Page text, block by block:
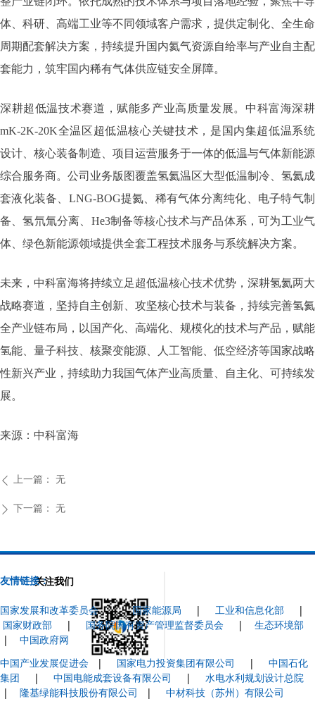
体、科研、高端工业等不同领域客户需求，提供定制化、全生命
周期配套解决方案，持续提升国内氦气资源自给率与产业自主配
套能力，筑牢国内稀有气体供应链安全屏障。
深耕超低温技术赛道，赋能多产业高质量发展。中科富海深耕
mK-2K-20K全温区超低温核心关键技术，是国内集超低温系统
设计、核心装备制造、项目运营服务于一体的低温与气体新能源
综合服务商。公司业务版图覆盖氢氦温区大型低温制冷、氢氦成
套液化装备、LNG-BOG提氦、稀有气体分离纯化、电子特气制
备、氢氘氚分离、He3制备等核心技术与产品体系，可为工业气
体、绿色新能源领域提供全套工程技术服务与系统解决方案。
未来，中科富海将持续立足超低温核心技术优势，深耕氢氦两大
战略赛道，坚持自主创新、攻坚核心技术与装备，持续完善氢氦
全产业链布局，以国产化、高端化、规模化的技术与产品，赋能
氢能、量子科技、核聚变能源、人工智能、低空经济等国家战略
性新兴产业，持续助力我国气体产业高质量、自主化、可持续发
展。
来源：中科富海
ꄴ 上一篇： 无
ꄲ 下一篇： 无
关注我们
友情链接：
国家发展和改革委员会 |国家能源局 | 工业和信息化部 |
国家财政部 | 国务院国有资产管理监督委员会 | 生态环境部
| 中国政府网
中国产业发展促进会 | 国家电力投资集团有限公司 | 中国石化
集团
| 中国电能成套设备有限公司 | 水电水利规划设计总院
| 隆基绿能科技股份有限公司 | 中材科技（苏州）有限公司